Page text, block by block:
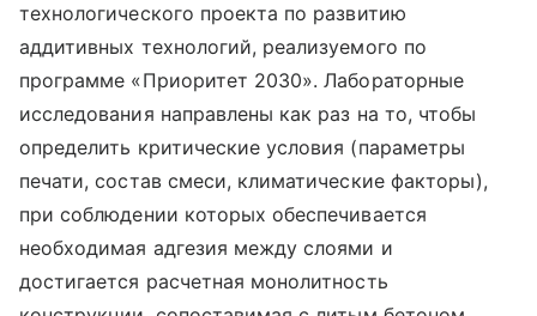
технологического проекта по развитию
аддитивных технологий, реализуемого по
программе «Приоритет 2030». Лабораторные
исследования направлены как раз на то, чтобы
определить критические условия (параметры
печати, состав смеси, климатические факторы),
при соблюдении которых обеспечивается
необходимая адгезия между слоями и
достигается расчетная монолитность